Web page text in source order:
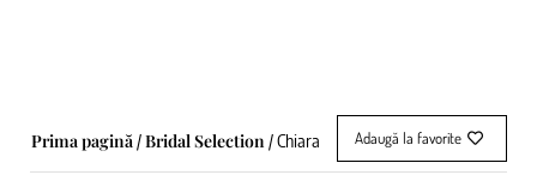
Prima pagină/Bridal Selection/ Chiara Adaugă la favorite